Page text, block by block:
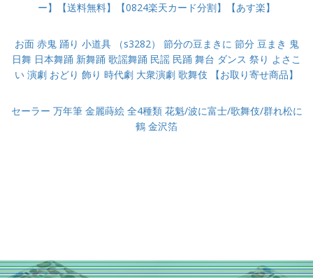
ー】【送料無料】【0824楽天カード分割】【あす楽】
お面 赤鬼 踊り 小道具 （s3282） 節分の豆まきに 節分 豆まき 鬼
日舞 日本舞踊 新舞踊 歌謡舞踊 民謡 民踊 舞台 ダンス 祭り よさこ
い 演劇 おどり 飾り 時代劇 大衆演劇 歌舞伎 【お取り寄せ商品】
セーラー 万年筆 金麗蒔絵 全4種類 花魁/波に富士/歌舞伎/群れ松に
鶴 金沢箔